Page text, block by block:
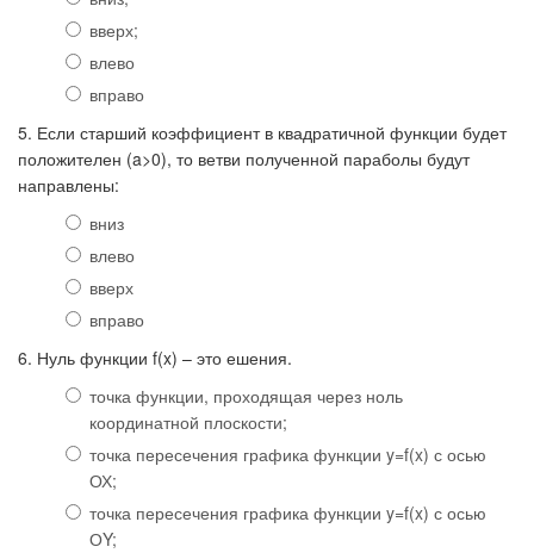
вверх;
влево
вправо
5. Если старший коэффициент в квадратичной функции будет
положителен (a>0), то ветви полученной параболы будут
направлены:
вниз
влево
вверх
вправо
6. Нуль функции f(x) – это ешения.
точка функции, проходящая через ноль
координатной плоскости;
точка пересечения графика функции y=f(x) с осью
ОХ;
точка пересечения графика функции y=f(x) с осью
ОY;